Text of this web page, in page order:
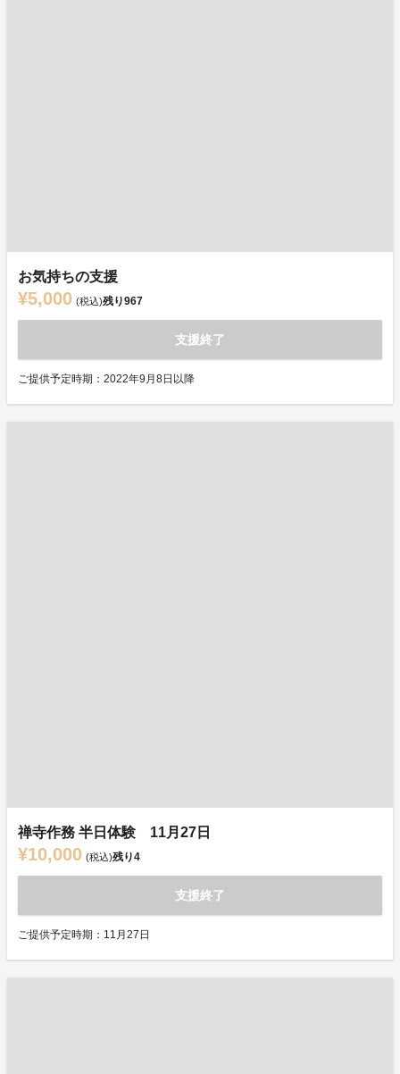
お気持ちの支援
¥5,000 (税込)残り967
支援終了
ご提供予定時期：2022年9月8日以降
禅寺作務 半日体験 11月27日
¥10,000 (税込)残り4
支援終了
ご提供予定時期：11月27日